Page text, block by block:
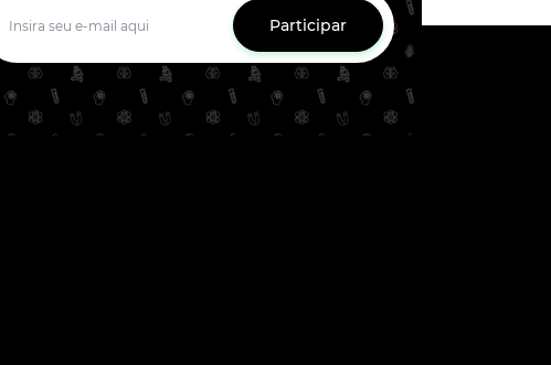
Participar